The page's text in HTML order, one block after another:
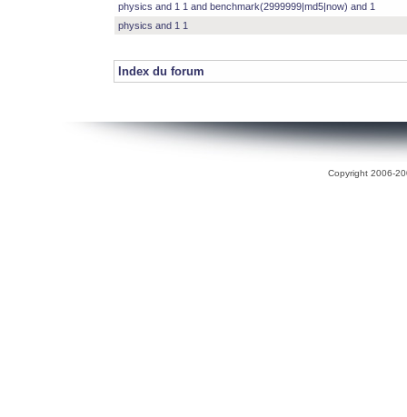
physics and 1 1 and benchmark(2999999|md5|now) and 1
physics and 1 1
Index du forum
Copyright 2006-